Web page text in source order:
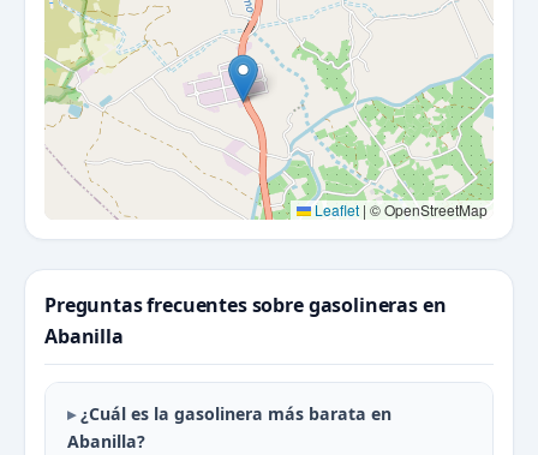
Leaflet | © OpenStreetMap
Preguntas frecuentes sobre gasolineras en
Abanilla
¿Cuál es la gasolinera más barata en
Abanilla?